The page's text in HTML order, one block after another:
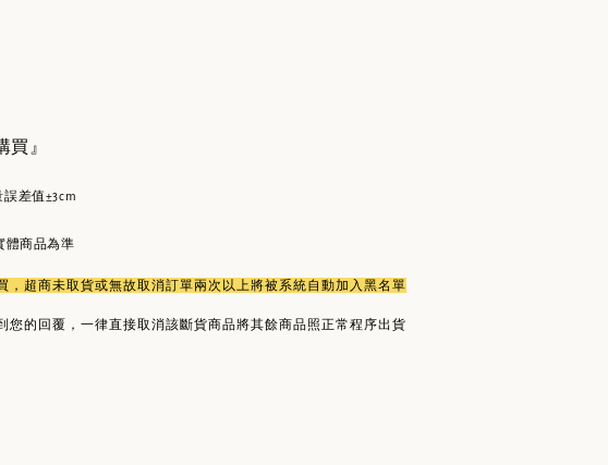
買』
差值±3cm
體商品為準
超商未取貨或無故取消訂單兩次以上將被系統自動加入黑名單
的回覆，一律直接取消該斷貨商品將其餘商品照正常程序出貨